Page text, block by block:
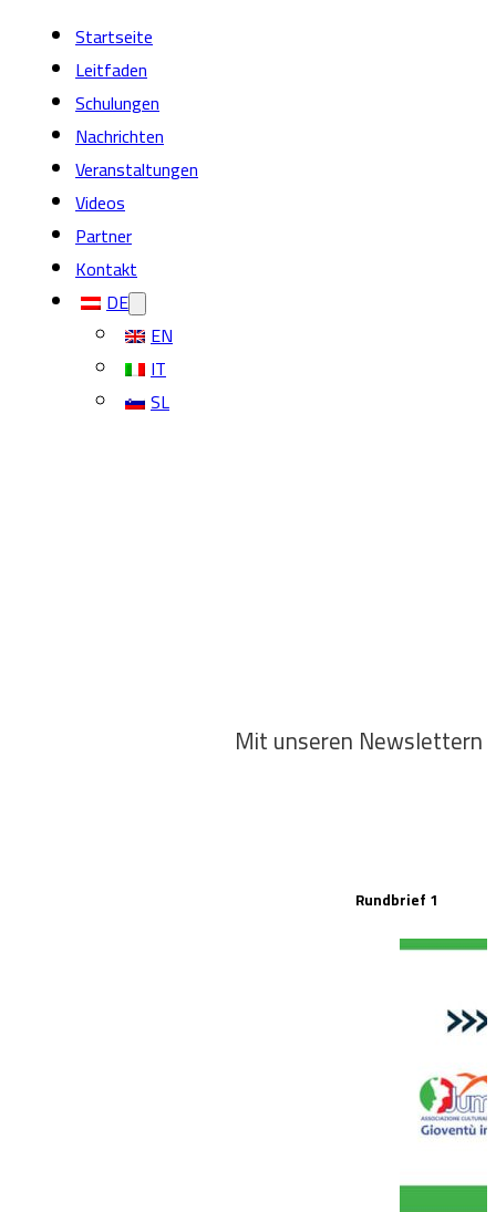
Startseite
Leitfaden
Schulungen
Nachrichten
Veranstaltungen
Videos
Partner
Kontakt
DE
EN
IT
SL
Mit unseren Newslettern
Rundbrief 1